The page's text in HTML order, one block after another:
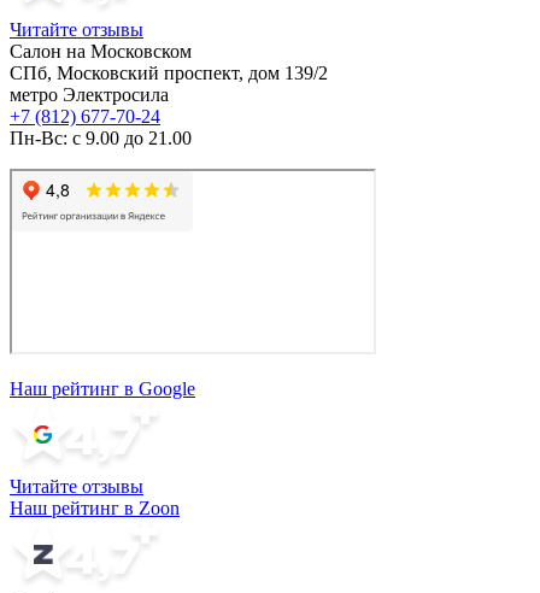
Читайте отзывы
Салон на Московском
СПб, Московский проспект, дом 139/2
метро Электросила
+7 (812) 677-70-24
Пн-Вс: с 9.00 до 21.00
Наш рейтинг в Google
Читайте отзывы
Наш рейтинг в Zoon